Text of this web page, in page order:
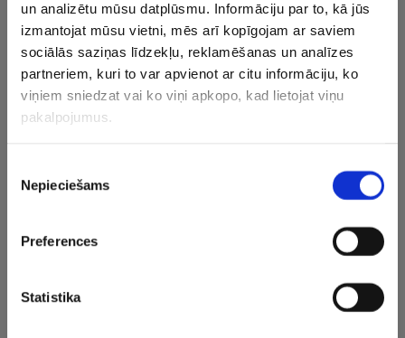
un analizētu mūsu datplūsmu. Informāciju par to, kā jūs
izmantojat mūsu vietni, mēs arī kopīgojam ar saviem
sociālās saziņas līdzekļu, reklamēšanas un analīzes
partneriem, kuri to var apvienot ar citu informāciju, ko
viņiem sniedzat vai ko viņi apkopo, kad lietojat viņu
pakalpojumus.
izvēle
Nepieciešams
Preferences
Statistika
Toms Vanags (“Floby”, Zviedrija), Jānis Eduards Medenis
(Bukarestes “Dinamo”, Rumānija), Jēkabs Dzenis
(“Corigliano”, Itālija), Gustavs Freimanis (Māseikas
“Greenyard”, Beļģija), Renārs Pauls Jansons (Karlovi Varu
ČEZ, Čehija), Kristaps Šmits (Abū Dabī “Al Ain”, AAE),
Edvīns Skrūders, Kaspars Kronbergs, Aleksejs
Formanickis, Eduards Dūdens (visi – “Robežsardze”/RSU),
Markuss Vensbergs (“Parnu”, Igaunija), Armands Rokjāns,
Kristers Landzāns (abi – Bleiburgas “Zadruga Aich/Dob”,
Gulovs (“Jēkabpils lūši”).
CITAS ZIŅAS NO ŠĪS KATEGORIJAS